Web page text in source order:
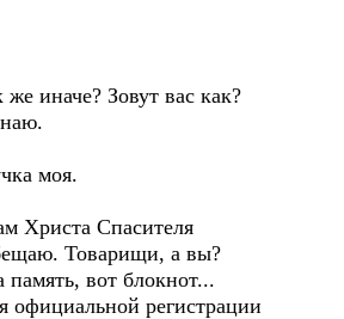
иначе? Зовут вас как?
моя.
Христа Спасителя
Товарищи, а вы?
вот блокнот...
официальной регистрации